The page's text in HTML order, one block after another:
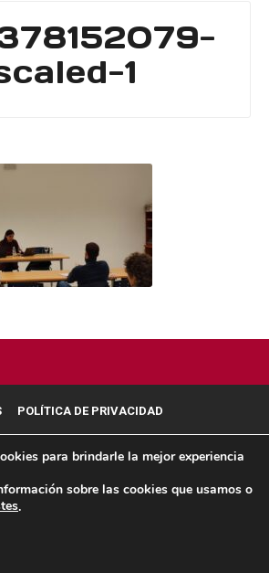
1
POLÍTICA DE PRIVACIDAD
para brindarle la mejor experiencia
sobre las cookies que usamos o
.